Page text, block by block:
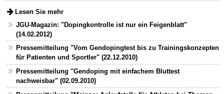
Lesen Sie mehr
JGU-Magazin: "Dopingkontrolle ist nur ein Feigenblatt"
(14.02.2012)
Pressemitteilung "Vom Gendopingtest bis zu Trainingskonzepten
für Patienten und Sportler" (22.12.2010)
Pressemitteilung "Gendoping mit einfachem Bluttest
nachweisbar" (02.09.2010)